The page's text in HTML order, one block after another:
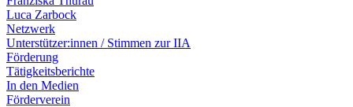
Luca Zarbock
Netzwerk
Unterstützer:innen / Stimmen zur IIA
Förderung
Tätigkeitsberichte
In den Medien
Förderverein